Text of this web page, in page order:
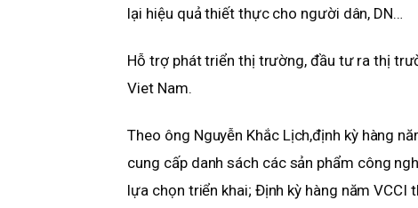
lại hiệu quả thiết thực cho người dân, DN…
Hỗ trợ phát triển thị trường, đầu tư ra thị
Viet Nam.
Theo ông Nguyễn Khắc Lịch,định kỳ hàng
cung cấp danh sách các sản phẩm công
lựa chọn triển khai; Định kỳ hàng năm VCCI